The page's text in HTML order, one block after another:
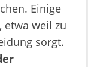
Einige
etwa weil zu
sorgt.